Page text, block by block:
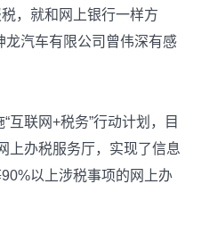
，就和网上银行一样方
龙汽车有限公司曾伟深有感
联网+税务”行动计划，目
上办税服务厅，实现了信息
以上涉税事项的网上办